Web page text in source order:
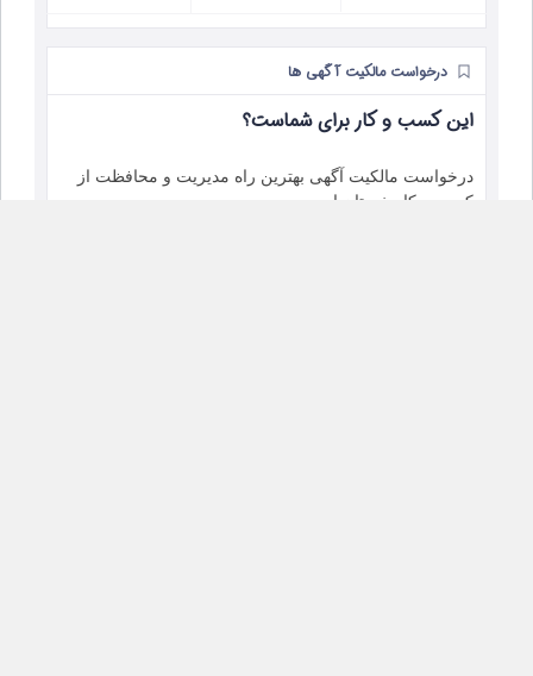
درخواست مالکیت آگهی ها
این کسب و کار برای شماست؟
درخواست مالکیت آگهی بهترین راه مدیریت و محافظت از
کسب و کار خودتان است.